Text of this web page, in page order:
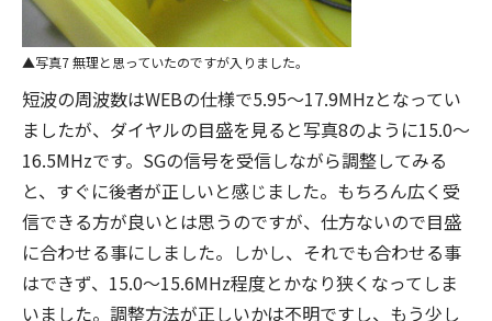
写真7 無理と思っていたのですが入りました。
短波の周波数はWEBの仕様で5.95～17.9MHzとなってい
ましたが、ダイヤルの目盛を見ると写真8のように15.0～
16.5MHzです。SGの信号を受信しながら調整してみる
と、すぐに後者が正しいと感じました。もちろん広く受
信できる方が良いとは思うのですが、仕方ないので目盛
に合わせる事にしました。しかし、それでも合わせる事
はできず、15.0～15.6MHz程度とかなり狭くなってしま
いました。調整方法が正しいかは不明ですし、もう少し